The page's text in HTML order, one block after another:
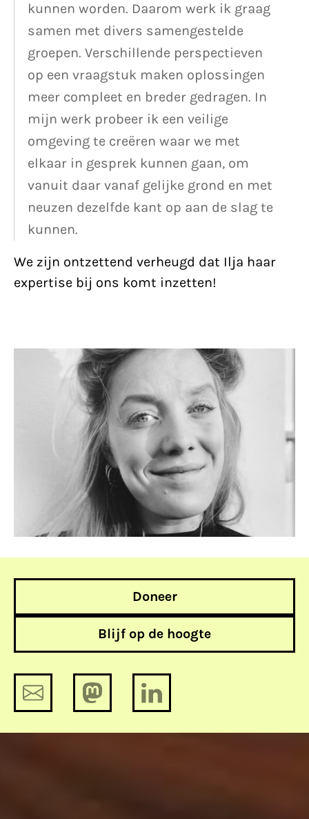
kunnen worden. Daarom werk ik graag
samen met divers samengestelde
groepen. Verschillende perspectieven
op een vraagstuk maken oplossingen
meer compleet en breder gedragen. In
mijn werk probeer ik een veilige
omgeving te creëren waar we met
elkaar in gesprek kunnen gaan, om
vanuit daar vanaf gelijke grond en met
neuzen dezelfde kant op aan de slag te
kunnen.
We zijn ontzettend verheugd dat Ilja haar
expertise bij ons komt inzetten!
Doneer
Blijf op de hoogte